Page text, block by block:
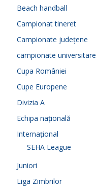
Beach handball
Campionat tineret
Campionate județene
campionate universitare
Cupa României
Cupe Europene
Divizia A
Echipa națională
Internațional
SEHA League
Juniori
Liga Zimbrilor